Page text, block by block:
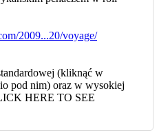
2009...20/voyage/
(kliknąć w
pod nim) oraz w wysokiej
HERE TO SEE